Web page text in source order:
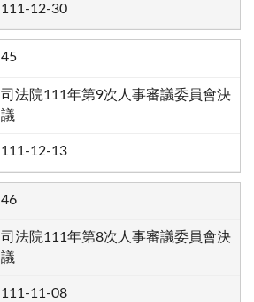
111-12-30
45
司法院111年第9次人事審議委員會決
議
111-12-13
46
司法院111年第8次人事審議委員會決
議
111-11-08